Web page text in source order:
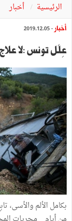
الرئيسية أخبار
أخبار - 2019.12.05
عِلَل تونس :لا
بكامل الألم والأسى،